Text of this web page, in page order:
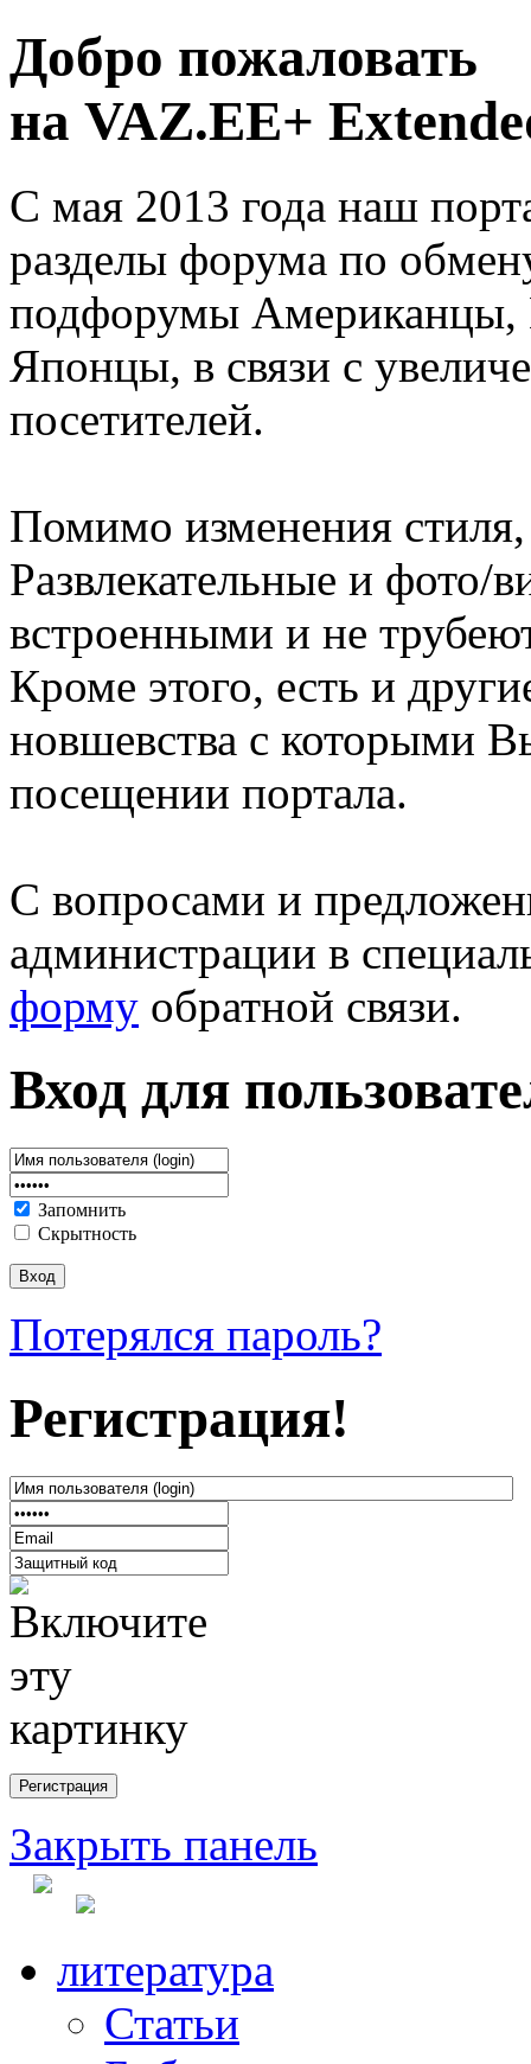
Добро пожаловать
на VAZ.EE+
С мая 2013 года наш
разделы форума по
подфорумы
Японцы, в связи с
посетителей.
Помимо изменения
Развлекательные и фото/
встроенными и не
Кроме этого, есть и
новшевства с которыми
посещении портала.
С вопросами и
администрации в
форму обратной связи.
Вход для
Запомнить
Скрытность
Потерялся пароль?
Регистрация!
Закрыть панель
литература
Статьи